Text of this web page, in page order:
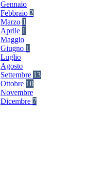
Gennaio
Febbraio 2
Marzo 1
Aprile 1
Maggio
Giugno 1
Luglio
Agosto
Settembre 13
Ottobre 10
Novembre
Dicembre 7